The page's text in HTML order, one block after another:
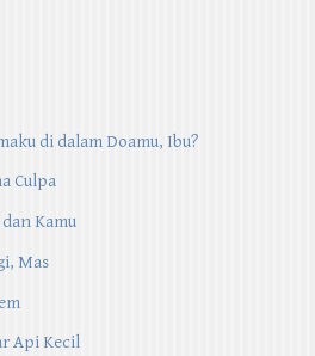
di dalam Doamu, Ibu?
Culpa
Kamu
Mas
Api Kecil